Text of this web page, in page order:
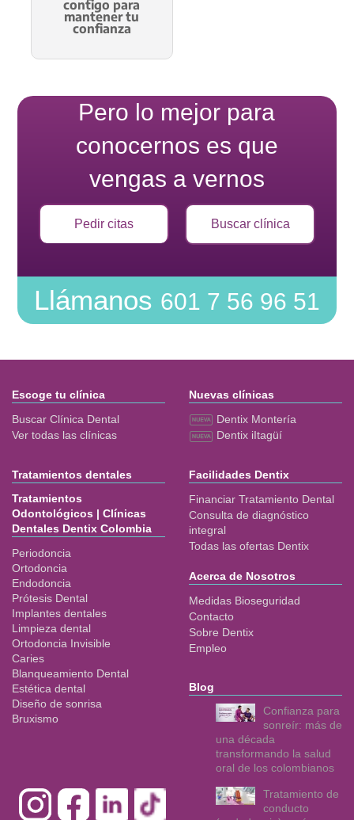
contigo para
mantener tu
confianza
Pero lo mejor para
conocernos es que
vengas a vernos
Pedir citas Buscar clínica
Llámanos 601 7 56 96 51
Escoge tu clínica
Buscar Clínica Dental
Ver todas las clínicas
Nuevas clínicas
Dentix Montería
Dentix iItagüí
Tratamientos dentales
Tratamientos
Odontológicos | Clínicas
Dentales Dentix Colombia
Periodoncia
Ortodoncia
Endodoncia
Prótesis Dental
Implantes dentales
Limpieza dental
Ortodoncia Invisible
Caries
Blanqueamiento Dental
Estética dental
Diseño de sonrisa
Bruxismo
Facilidades Dentix
Financiar Tratamiento Dental
Consulta de diagnóstico
integral
Todas las ofertas Dentix
Acerca de Nosotros
Medidas Bioseguridad
Contacto
Sobre Dentix
Empleo
Blog
Confianza para
sonreír: más de
una década
transformando la salud
oral de los colombianos
Tratamiento de
conducto